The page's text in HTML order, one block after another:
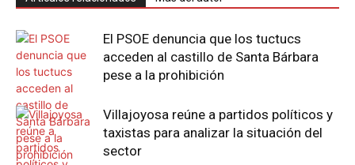
El PSOE denuncia que los tuctucs
acceden al castillo de Santa Bárbara
pese a la prohibición
Villajoyosa reúne a partidos políticos y
taxistas para analizar la situación del
sector